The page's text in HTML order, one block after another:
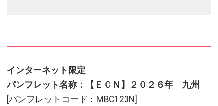
インターネット限定
パンフレット名称：【ＥＣＮ】２０２６年 九州
[パンフレットコード：MBC123N]